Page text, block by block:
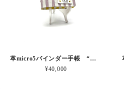
革micro5バインダー手帳 “ブルーベリー・レモンシェイク 昼下がりのお茶会” 本革
¥40,000